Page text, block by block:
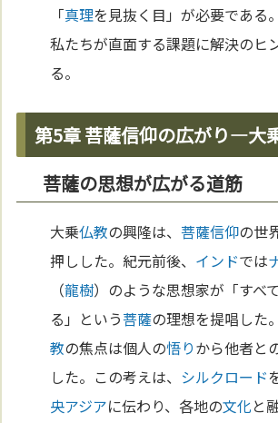
「真理を見抜く目」が必要である
私たちが直面する課題に解決のヒ
る。
第5章 菩薩信仰の広がり—大
菩薩の思想が広がる道筋
大乗仏教の興隆は、菩薩信仰の世
押しした。紀元前後、 インドでは
（龍樹）のような思想家が「すべ
る」という菩薩の理想を提唱した
教の焦点は個人の悟りから他者と
した。この考えは、 シルクロード
央アジアに伝わり、各地の文化と